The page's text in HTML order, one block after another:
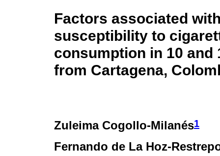
Factors associated
susceptibility to
consumption in 10 and
from Cartagena,
Zuleima Cogollo-Milanés1
Fernando de La Hoz-